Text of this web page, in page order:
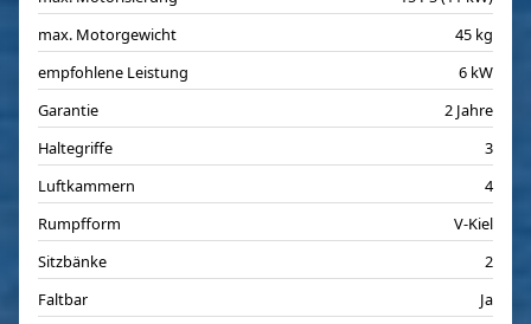
max. Motorgewicht
45 kg
empfohlene Leistung
6 kW
Garantie
2 Jahre
Haltegriffe
3
Luftkammern
4
Rumpfform
V-Kiel
Sitzbänke
2
Faltbar
Ja